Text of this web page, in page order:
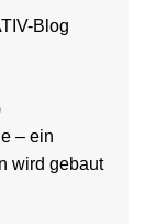
Blog
– ein
wird gebaut